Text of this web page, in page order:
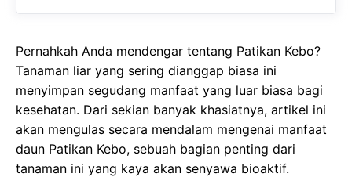
Pernahkah Anda mendengar tentang Patikan Kebo?
Tanaman liar yang sering dianggap biasa ini
menyimpan segudang manfaat yang luar biasa bagi
kesehatan. Dari sekian banyak khasiatnya, artikel ini
akan mengulas secara mendalam mengenai manfaat
daun Patikan Kebo, sebuah bagian penting dari
tanaman ini yang kaya akan senyawa bioaktif.